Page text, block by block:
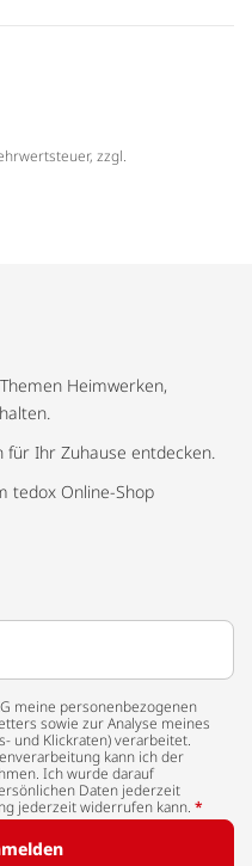
zzgl.
Heimwerken,
für Ihr Zuhause entdecken.
tedox Online-Shop
meine personenbezogenen
sowie zur Analyse meines
und Klickraten) verarbeitet.
kann ich der
Ich wurde darauf
Daten jederzeit
jederzeit widerrufen kann. *